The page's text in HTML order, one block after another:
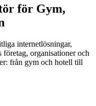
för Gym,
internetlösningar,
organisationer och
från gym och hotell till